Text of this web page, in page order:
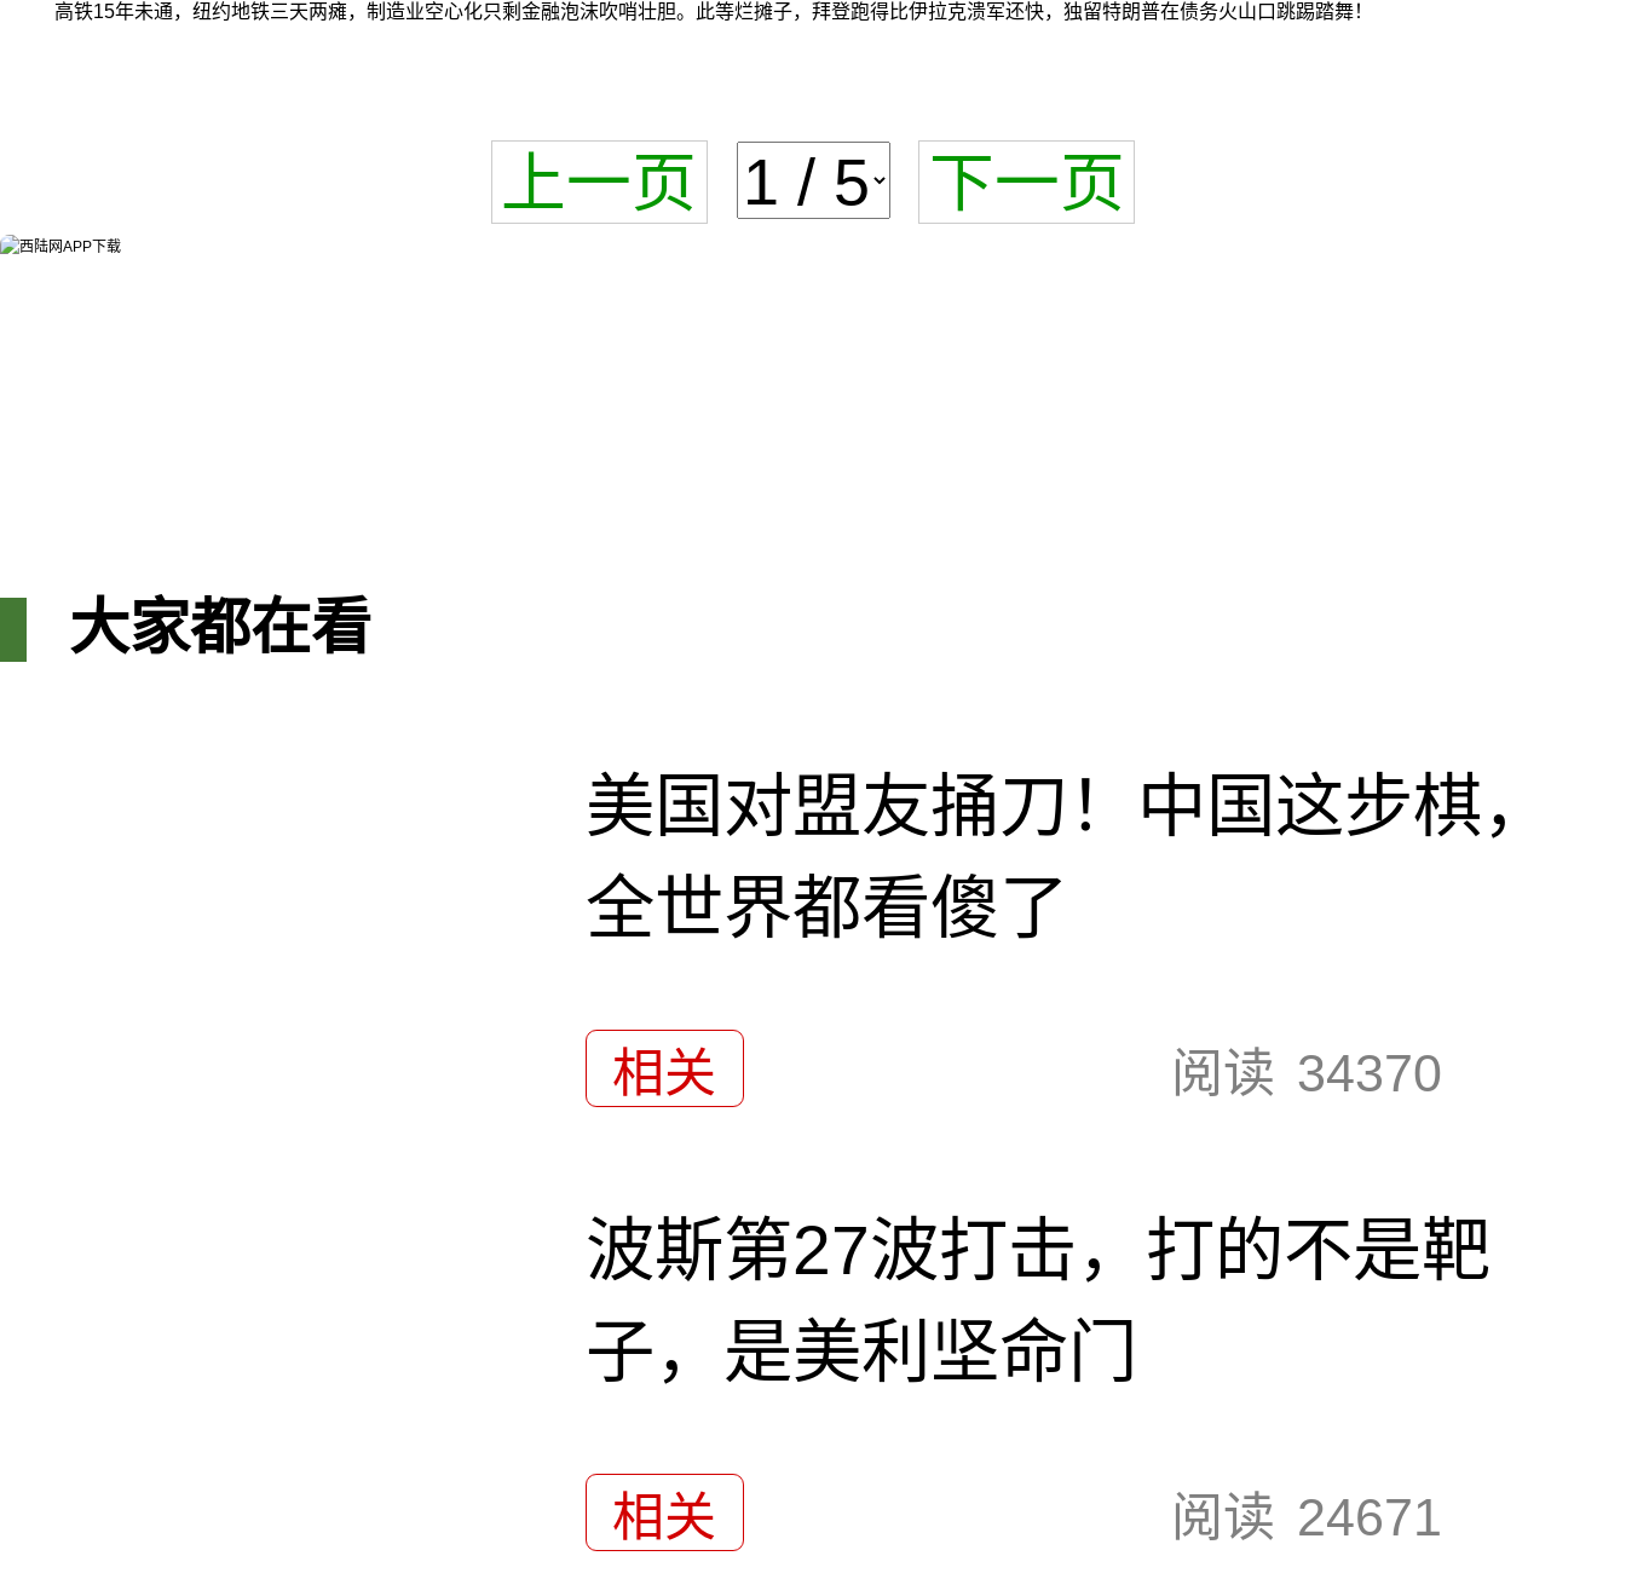
高铁15年未通，纽约地铁三天两瘫，制造业空心化只剩金融泡沫吹哨壮胆。此等烂摊子，拜登跑得比伊拉克溃军还快，独留特朗普在债务火山口跳踢踏舞！
上一页 下一页
大家都在看
美国对盟友捅刀！中国这步棋，
全世界都看傻了
相关 阅读 34370
波斯第27波打击，打的不是靶
子，是美利坚命门
相关 阅读 24671